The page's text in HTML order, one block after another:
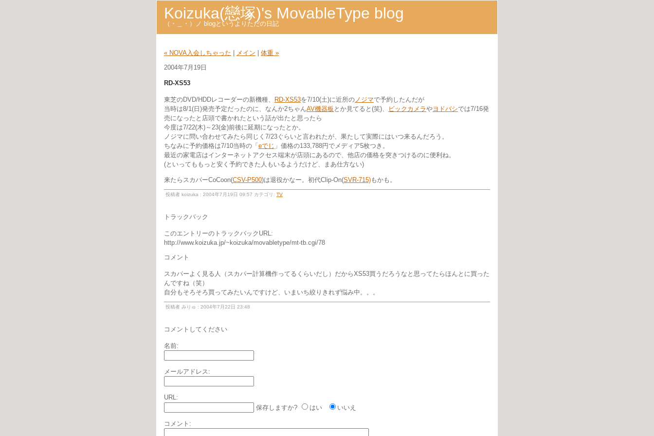
Koizuka(戀塚)'s MovableType blog
（・＿・）ノ blogというよりただの日記
« NOVA入会しちゃった メイン
体重 »
2004年7月19日
RD-XS53
東芝のDVD/HDDレコーダーの新機種、 RD-XS53を7/10(土)に近所のノジマで予約したんだが
当時は8/1(日)発売予定だったのに、なんか2ちゃんAV機器板 とか見てると(笑)、 ビックカメラやヨドバシでは7/16発
売になったと店頭で書かれたという話が出たと思ったら
今度は7/22(木)～23(金)前後に延期になったとか。
ノジマに問い合わせてみたら同じく7/23ぐらいと言われたが、果たして実際にはいつ来るんだろう。
ちなみに予約価格は7/10当時の「 eでじ 」価格の133,788円でメディア5枚つき。
最近の家電店はインターネットアクセス端末が店頭にあるので、他店の価格を突きつけるのに便利ね。
(といってももっと安く予約できた人もいるようだけど、まあ仕方ない)
来たらスカパーCoCoon(CSV-P500)は退役かなー。初代Clip-On(SVR-715)もかも。
投稿者 koizuka : 2004年7月19日 09:57 カテゴリ: TV
トラックバック
このエントリーのトラックバックURL:
http://www.koizuka.jp/~koizuka/movabletype/mt-tb.cgi/78
コメント
スカパーよく見る人（スカパー計算機作ってるくらいだし）だからXS53買うだろうなと思ってたらほんとに買った
んですね（笑）
自分もそろそろ買ってみたいんですけど、いまいち絞りきれず悩み中。。。
投稿者 みりゅ : 2004年7月22日 23:48
コメントしてください
名前:
メールアドレス:
URL:
保存しますか?
はい いいえ
コメント: